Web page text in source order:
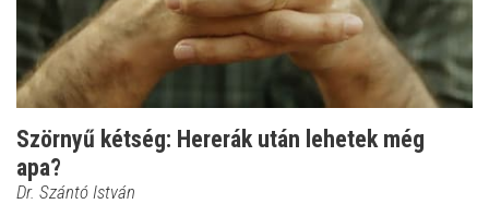
Szörnyű kétség: Hererák után lehetek még
apa?
Dr. Szántó István